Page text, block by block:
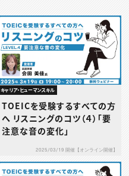
キャリア・ヒューマンスキル
TOEICを受験するすべての方
へ リスニングのコツ（４）「要
注意な音の変化」
2025/03/19 開催【オンライン開催】